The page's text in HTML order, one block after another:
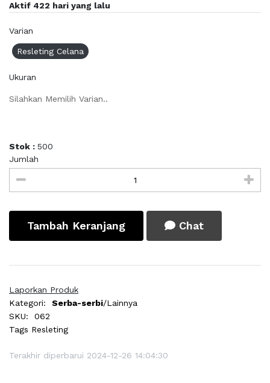
Aktif 422 hari yang lalu
Varian
Resleting Celana
Ukuran
Silahkan Memilih Varian..
Stok : 500
Jumlah
Tambah Keranjang Chat
Laporkan Produk
Kategori:
Serba-serbi/Lainnya
SKU:
062
Tags Resleting
Terakhir diperbarui 2024-12-26 14:04:30